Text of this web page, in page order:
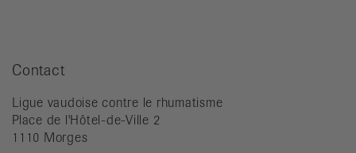
Contact
Ligue vaudoise contre le rhumatisme
Place de l'Hôtel-de-Ville 2
1110 Morges